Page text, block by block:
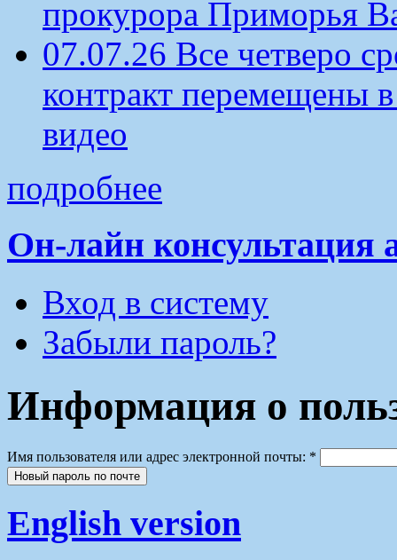
прокурора Приморья
07.07.26 Все четверо
контракт перемещены
видео
подробнее
Он-лайн консультация
Вход в систему
Забыли пароль?
Информация о
Имя пользователя или адрес электронной почты: *
English version